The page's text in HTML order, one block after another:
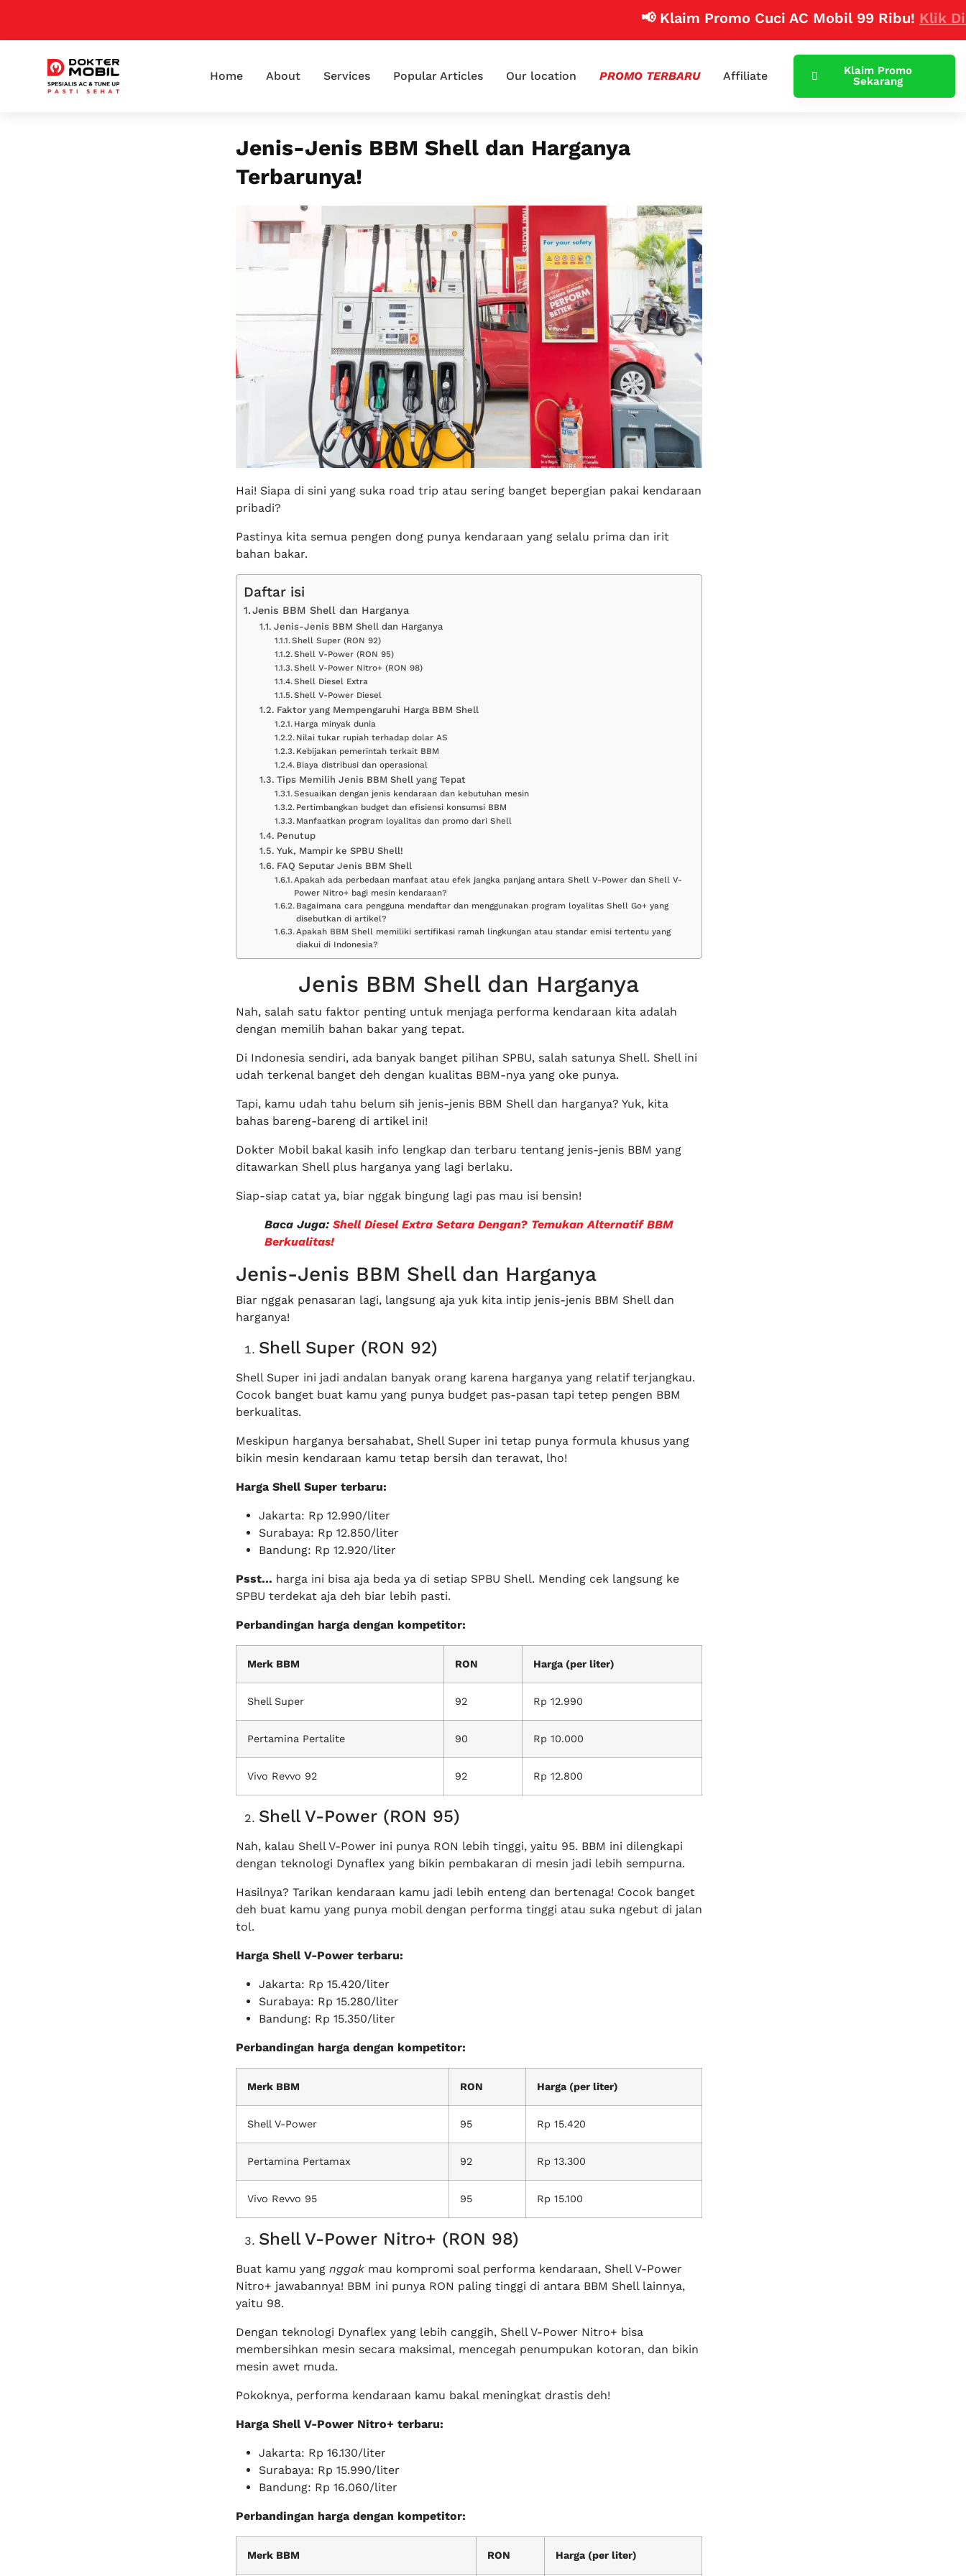
📢 Klaim Promo Cuci AC Mobil 99 Ribu!Klik Disini
Home About Services Popular Articles Our location PROMO TERBARU Affiliate
Klaim Promo
Sekarang
Jenis-Jenis BBM Shell dan Harganya
Terbarunya!
Hai! Siapa di sini yang suka road trip atau sering banget bepergian pakai kendaraan
pribadi?
Pastinya kita semua pengen dong punya kendaraan yang selalu prima dan irit
bahan bakar.
Daftar isi
Jenis BBM Shell dan Harganya
Jenis-Jenis BBM Shell dan Harganya
Shell Super (RON 92)
Shell V-Power (RON 95)
Shell V-Power Nitro+ (RON 98)
Shell Diesel Extra
Shell V-Power Diesel
Faktor yang Mempengaruhi Harga BBM Shell
Harga minyak dunia
Nilai tukar rupiah terhadap dolar AS
Kebijakan pemerintah terkait BBM
Biaya distribusi dan operasional
Tips Memilih Jenis BBM Shell yang Tepat
Sesuaikan dengan jenis kendaraan dan kebutuhan mesin
Pertimbangkan budget dan efisiensi konsumsi BBM
Manfaatkan program loyalitas dan promo dari Shell
Penutup
Yuk, Mampir ke SPBU Shell!
FAQ Seputar Jenis BBM Shell
Apakah ada perbedaan manfaat atau efek jangka panjang antara Shell V-Power dan Shell V-
Power Nitro+ bagi mesin kendaraan?
Bagaimana cara pengguna mendaftar dan menggunakan program loyalitas Shell Go+ yang
disebutkan di artikel?
Apakah BBM Shell memiliki sertifikasi ramah lingkungan atau standar emisi tertentu yang
diakui di Indonesia?
Jenis BBM Shell dan Harganya
Nah, salah satu faktor penting untuk menjaga performa kendaraan kita adalah
dengan memilih bahan bakar yang tepat.
Di Indonesia sendiri, ada banyak banget pilihan SPBU, salah satunya Shell. Shell ini
udah terkenal banget deh dengan kualitas BBM-nya yang oke punya.
Tapi, kamu udah tahu belum sih jenis-jenis BBM Shell dan harganya? Yuk, kita
bahas bareng-bareng di artikel ini!
Dokter Mobil bakal kasih info lengkap dan terbaru tentang jenis-jenis BBM yang
ditawarkan Shell plus harganya yang lagi berlaku.
Siap-siap catat ya, biar nggak bingung lagi pas mau isi bensin!
Baca Juga: Shell Diesel Extra Setara Dengan? Temukan Alternatif BBM
Berkualitas!
Jenis-Jenis BBM Shell dan Harganya
Biar nggak penasaran lagi, langsung aja yuk kita intip jenis-jenis BBM Shell dan
harganya!
Shell Super (RON 92)
Shell Super ini jadi andalan banyak orang karena harganya yang relatif terjangkau.
Cocok banget buat kamu yang punya budget pas-pasan tapi tetep pengen BBM
berkualitas.
Meskipun harganya bersahabat, Shell Super ini tetap punya formula khusus yang
bikin mesin kendaraan kamu tetap bersih dan terawat, lho!
Harga Shell Super terbaru:
Jakarta: Rp 12.990/liter
Surabaya: Rp 12.850/liter
Bandung: Rp 12.920/liter
Psst… harga ini bisa aja beda ya di setiap SPBU Shell. Mending cek langsung ke
SPBU terdekat aja deh biar lebih pasti.
Perbandingan harga dengan kompetitor:
Merk BBM RON Harga (per liter)
Shell Super 92 Rp 12.990
Pertamina Pertalite 90 Rp 10.000
Vivo Revvo 92 92 Rp 12.800
Shell V-Power (RON 95)
Nah, kalau Shell V-Power ini punya RON lebih tinggi, yaitu 95. BBM ini dilengkapi
dengan teknologi Dynaflex yang bikin pembakaran di mesin jadi lebih sempurna.
Hasilnya? Tarikan kendaraan kamu jadi lebih enteng dan bertenaga! Cocok banget
deh buat kamu yang punya mobil dengan performa tinggi atau suka ngebut di jalan
tol.
Harga Shell V-Power terbaru:
Jakarta: Rp 15.420/liter
Surabaya: Rp 15.280/liter
Bandung: Rp 15.350/liter
Perbandingan harga dengan kompetitor:
Merk BBM RON Harga (per liter)
Shell V-Power 95 Rp 15.420
Pertamina Pertamax 92 Rp 13.300
Vivo Revvo 95 95 Rp 15.100
Shell V-Power Nitro+ (RON 98)
Buat kamu yang nggakmau kompromi soal performa kendaraan, Shell V-Power
Nitro+ jawabannya! BBM ini punya RON paling tinggi di antara BBM Shell lainnya,
yaitu 98.
Dengan teknologi Dynaflex yang lebih canggih, Shell V-Power Nitro+ bisa
membersihkan mesin secara maksimal, mencegah penumpukan kotoran, dan bikin
mesin awet muda.
Pokoknya, performa kendaraan kamu bakal meningkat drastis deh!
Harga Shell V-Power Nitro+ terbaru:
Jakarta: Rp 16.130/liter
Surabaya: Rp 15.990/liter
Bandung: Rp 16.060/liter
Perbandingan harga dengan kompetitor:
Merk BBM RON Harga (per liter)